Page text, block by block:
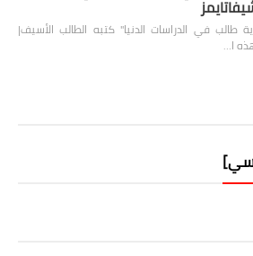
في الدراسات الدنيا" كتبه الطالب الأسيف|
ا…